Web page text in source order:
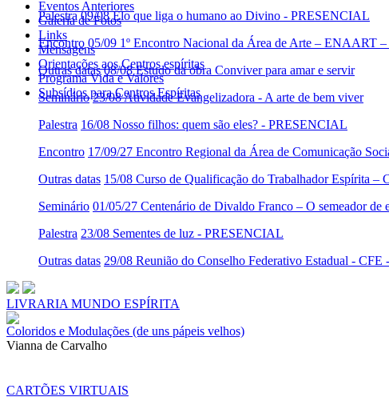
Eventos Anteriores
Galeria de Fotos
Links
Mensagens
Orientações aos Centros espíritas
Programa Vida e Valores
Subsídios para Centros Espíritas
Palestra 09/08 Elo que liga o humano ao Divino - PRESENCIAL
Encontro 05/09 1º Encontro Nacional da Área de Arte – ENAART –
Outras datas 08/08 Estudo da obra Conviver para amar e servir
Seminário 23/08 Atividade Evangelizadora - A arte de bem viver
Palestra 16/08 Nosso filhos: quem são eles? - PRESENCIAL
Encontro 17/09/27 Encontro Regional da Área de Comunicação
Outras datas 15/08 Curso de Qualificação do Trabalhador Espírita –
Seminário 01/05/27 Centenário de Divaldo Franco – O semeador de
Palestra 23/08 Sementes de luz - PRESENCIAL
Outras datas 29/08 Reunião do Conselho Federativo Estadual -
LIVRARIA MUNDO ESPÍRITA
Coloridos e Modulações (de uns pápeis velhos)
Vianna de Carvalho
CARTÕES VIRTUAIS